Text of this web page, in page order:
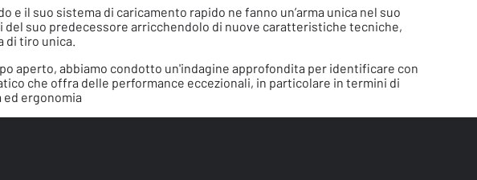
il suo sistema di caricamento rapido ne fanno un’arma unica nel suo
suo predecessore arricchendolo di nuove caratteristiche tecniche,
di tiro unica.
aperto, abbiamo condotto un'indagine approfondita per identificare con
che offra delle performance eccezionali, in particolare in termini di
ergonomia